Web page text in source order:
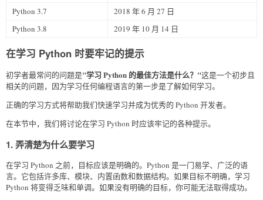
Python 3.7
2018 年 6 月 27 日
Python 3.8
2019 年 10 月 14 日
在学习 Python 时要牢记的提示
初学者最常问的问题是"学习 Python 的最佳方法是什么？"这是一个初步且
相关的问题，因为学习任何编程语言的第一步是了解如何学习。
正确的学习方式将帮助我们快速学习并成为优秀的 Python 开发者。
在本节中，我们将讨论在学习 Python 时应该牢记的各种提示。
1. 弄清楚为什么要学习
在学习 Python 之前，目标应该是明确的。Python 是一门易学、广泛的语
言。它包括许多库、模块、内置函数和数据结构。如果目标不明确，学习
Python 将变得乏味和单调。如果没有明确的目标，你可能无法取得成功。